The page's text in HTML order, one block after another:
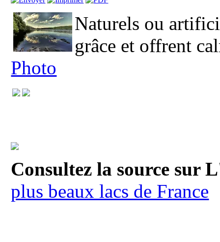
Naturels ou
grâce et offrent
Photo
Consultez la source sur
plus beaux lacs de France